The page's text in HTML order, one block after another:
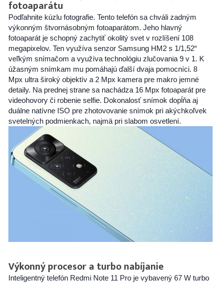
fotoaparátu
Podľahnite kúzlu fotografie. Tento telefón sa chváli zadným
výkonným štvornásobným fotoaparátom. Jeho hlavný
fotoaparát je schopný zachytiť okolitý svet v rozlíšení 108
megapixelov. Ten využíva senzor Samsung HM2 s 1/1,52“
veľkým snímačom a využíva technológiu zlučovania 9 v 1. K
úžasným snímkam mu pomáhajú ďalší dvaja pomocníci. 8
Mpx ultra široký objektív a 2 Mpx kamera pre makro jemné
detaily. Na prednej strane sa nachádza 16 Mpx fotoaparát pre
videohovory či robenie selfie. Dokonalosť snímok dopĺňa aj
duálne natívne ISO pre zhotovovanie snímok pri akýchkoľvek
svetelných podmienkach, najmä pri slabom osvetlení.
Výkonný procesor a turbo nabíjanie
Inteligentný telefón Redmi Note 11 Pro je vybavený 67 W turbo